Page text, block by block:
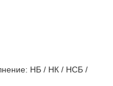
НБ / НК / НСБ /